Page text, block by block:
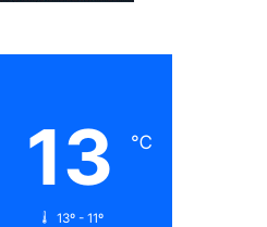
13 ℃
13º - 11º